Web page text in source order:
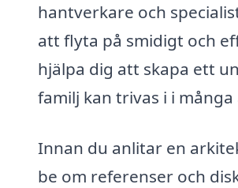
hantverkare och
att flyta på smidigt och
hjälpa dig att skapa ett
familj kan trivas i i
Innan du anlitar en
be om referenser och